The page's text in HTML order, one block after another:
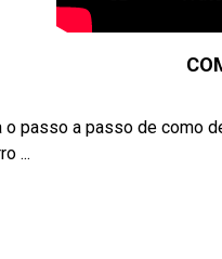
o passo a passo de como
...